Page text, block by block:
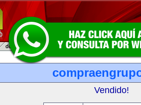
Vendido!